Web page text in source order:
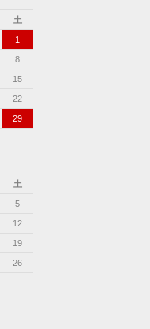
土
1
8
15
22
29
土
5
12
19
26